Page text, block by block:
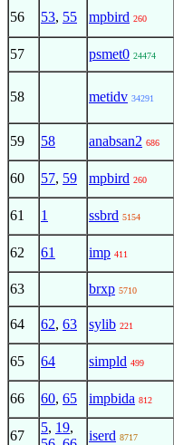
56 53, 55 mpbird 260
57 psmet0 24474
58 metidv 34291
59 58 anabsan2 686
60 57, 59 mpbird 260
61 1 ssbrd 5154
62 61 imp 411
63 brxp 5710
64 62, 63 sylib 221
65 64 simpld 499
66 60, 65 impbida 812
67
5, 19,
iserd 8717